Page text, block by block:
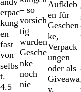
erpac
kung
en
fast
von
selbs
t.
4.5
– so
vorsich
tig
wurden
Gesche
nke
noch
nie
Aufkleb
en für
Geschen
ke,
Verpack
ungen
oder als
Giveawa
y.